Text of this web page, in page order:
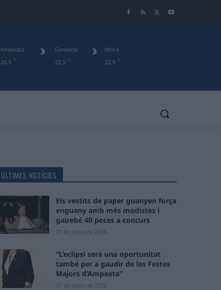
26.5 C
Amposta
22.5 C
Gandesa
22.9 C
Mora
ÚLTIMES NOTÍCIES
Els vestits de paper guanyen força
enguany amb més modistes i
gairebé 40 peces a concurs
31 de juliol de 2026
“L’eclipsi serà una oportunitat
també per a gaudir de les Festes
Majors d’Amposta”
31 de juliol de 2026